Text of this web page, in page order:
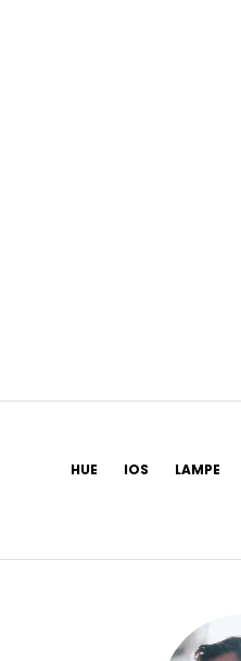
HUE IOS LAMPE